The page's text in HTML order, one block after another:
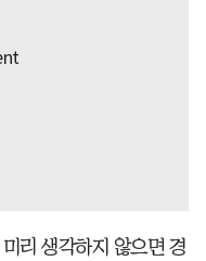
리 생각하지 않으면 경